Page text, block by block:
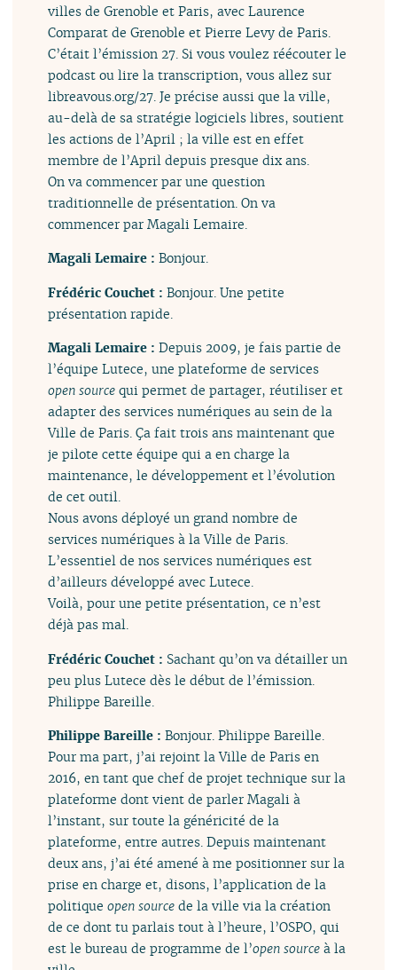
villes de Grenoble et Paris, avec Laurence
Comparat de Grenoble et Pierre Levy de Paris.
C’était l’émission 27. Si vous voulez réécouter le
podcast ou lire la transcription, vous allez sur
libreavous.org/27. Je précise aussi que la ville,
au-delà de sa stratégie logiciels libres, soutient
les actions de l’April ; la ville est en effet
membre de l’April depuis presque dix ans.
On va commencer par une question
traditionnelle de présentation. On va
commencer par Magali Lemaire.
Magali Lemaire :Bonjour.
Frédéric Couchet :Bonjour. Une petite
présentation rapide.
Magali Lemaire :Depuis 2009, je fais partie de
l’équipe Lutece, une plateforme de services
open source qui permet de partager, réutiliser et
adapter des services numériques au sein de la
Ville de Paris. Ça fait trois ans maintenant que
je pilote cette équipe qui a en charge la
maintenance, le développement et l’évolution
de cet outil.
Nous avons déployé un grand nombre de
services numériques à la Ville de Paris.
L’essentiel de nos services numériques est
d’ailleurs développé avec Lutece.
Voilà, pour une petite présentation, ce n’est
déjà pas mal.
Frédéric Couchet : Sachant qu’on va détailler un
peu plus Lutece dès le début de l’émission.
Philippe Bareille.
Philippe Bareille :Bonjour. Philippe Bareille.
Pour ma part, j’ai rejoint la Ville de Paris en
2016, en tant que chef de projet technique sur la
plateforme dont vient de parler Magali à
l’instant, sur toute la généricité de la
plateforme, entre autres. Depuis maintenant
deux ans, j’ai été amené à me positionner sur la
prise en charge et, disons, l’application de la
politiqueopen source de la ville via la création
de ce dont tu parlais tout à l’heure, l’OSPO, qui
est le bureau de programme de l’open source à la